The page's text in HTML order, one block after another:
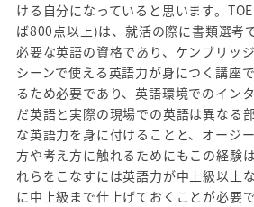
ける自分になっていると思います。
ば800点以上)は、就活の際に書類選考
必要な英語の資格であり、ケンブリッ
シーンで使える英語力が身につく講座
るため必要であり、英語環境でのイン
だ英語と実際の現場での英語は異なる
な英語力を身に付けることと、オージ
方や考え方に触れるためにもこの経験
れらをこなすには英語力が中上級以上
に中上級まで仕上げておくことが必要で